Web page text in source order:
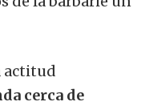
actitud
cerca de